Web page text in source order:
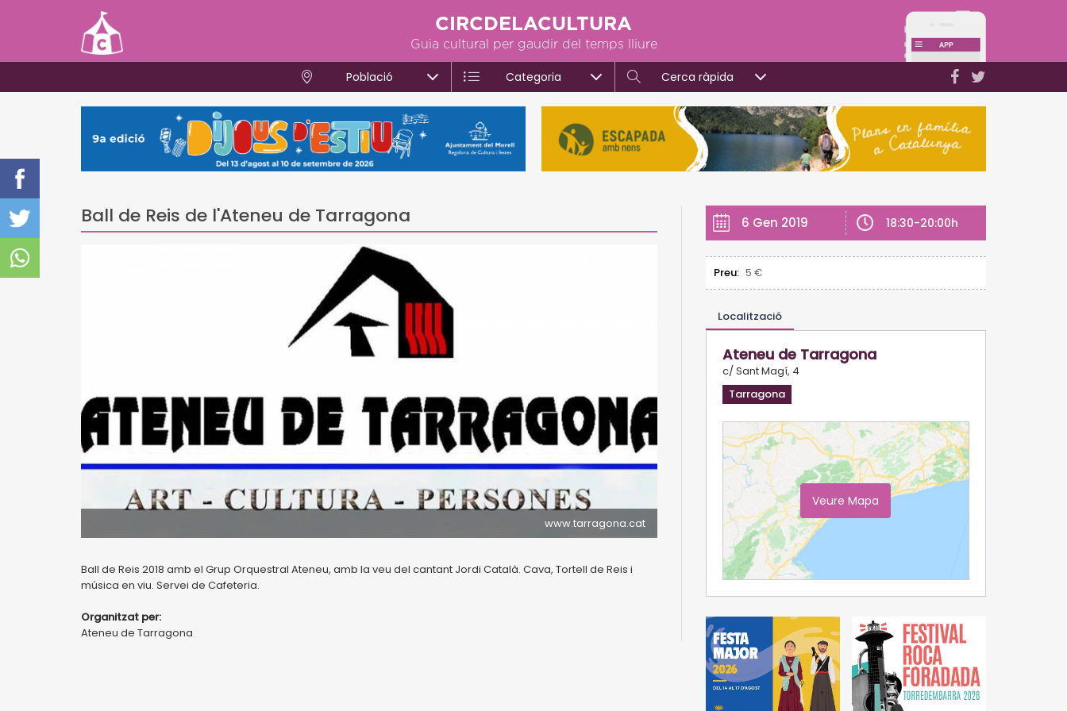
CIRCDELACULTURA
Guia cultural per gaudir del temps lliure
Població Categoria Cerca ràpida
Ball de Reis de l'Ateneu de Tarragona
www.tarragona.cat
Ball de Reis 2018 amb el Grup Orquestral Ateneu, amb la veu del cantant Jordi Català. Cava, Tortell de Reis i
música en viu. Servei de Cafeteria.
Organitzat per:
Ateneu de Tarragona
6 Gen 2019 18:30-20:00h
Preu: 5 €
Localització
Ateneu de Tarragona
c/ Sant Magí, 4
Tarragona
Veure Mapa